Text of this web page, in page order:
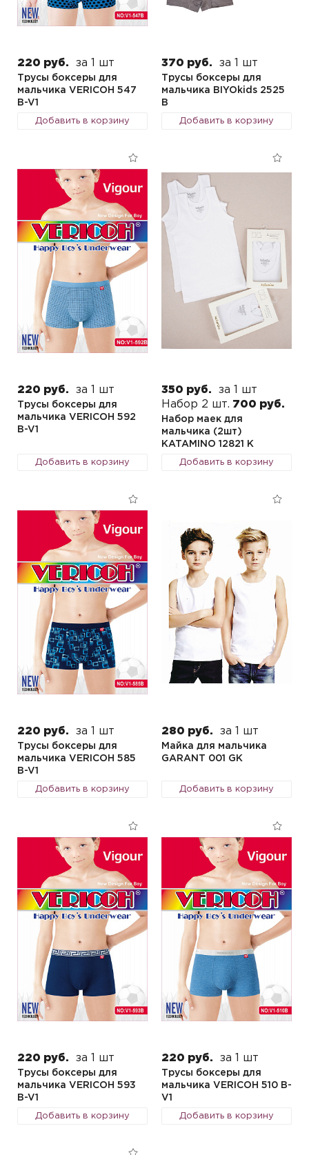
220 руб. за 1 шт
Трусы боксеры для
мальчика VERICOH 547
B-V1
Добавить в корзину
370 руб. за 1 шт
Трусы боксеры для
мальчика BIYOkids 2525
B
Добавить в корзину
220 руб. за 1 шт
Трусы боксеры для
мальчика VERICOH 592
B-V1
Добавить в корзину
350 руб.
за 1 шт
Набор 2 шт. 700 руб.
Набор маек для
мальчика (2шт)
KATAMINO 12821 K
Добавить в корзину
220 руб. за 1 шт
Трусы боксеры для
мальчика VERICOH 585
B-V1
Добавить в корзину
280 руб. за 1 шт
Майка для мальчика
GARANT 001 GK
Добавить в корзину
220 руб. за 1 шт
Трусы боксеры для
мальчика VERICOH 593
B-V1
Добавить в корзину
220 руб. за 1 шт
Трусы боксеры для
мальчика VERICOH 510 B-
V1
Добавить в корзину